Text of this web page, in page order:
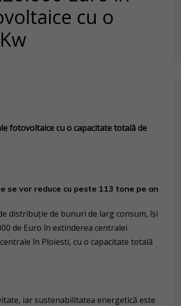
cu o
fotovoltaice cu o capacitate totală de
se vor reduce cu peste 113 tone pe an
distribuție de bunuri de larg consum, își
de Euro în extinderea centralei
în Ploiesti, cu o capacitate totală
iar sustenabilitatea energetică este